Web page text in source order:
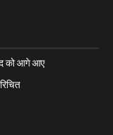
को आगे आए